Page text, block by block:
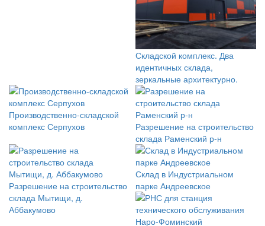
Складской комплекс. Два
идентичных склада,
зеркальные архитектурно.
Производственно-складской
комплекс Серпухов
Разрешение на строительство
склада Раменский р-н
Разрешение на строительство
склада Мытищи, д.
Аббакумово
Склад в Индустриальном
парке Андреевское